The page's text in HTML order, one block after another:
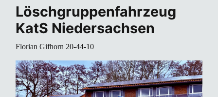
Löschgruppenfahrzeug
KatS Niedersachsen
Florian Gifhorn 20-44-10